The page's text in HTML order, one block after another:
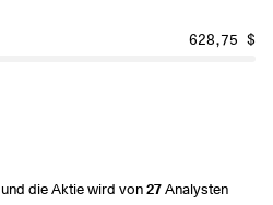
628,75 $
und die Aktie wird von27Analysten